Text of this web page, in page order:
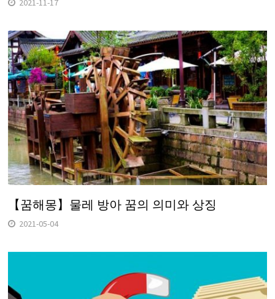
2021-11-17
【꿈해몽】물레 방아 꿈의 의미와 상징
2021-05-04